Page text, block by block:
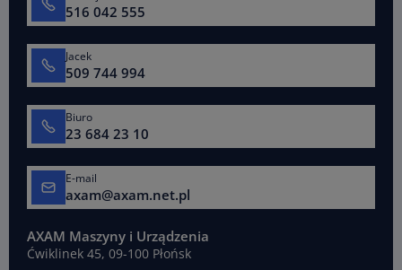
516 042 555
Jacek
509 744 994
Biuro
23 684 23 10
E-mail
axam@axam.net.pl
AXAM Maszyny i Urządzenia
Ćwiklinek 45, 09-100 Płońsk